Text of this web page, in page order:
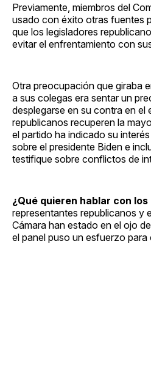
Previamente, miembros del
usado con éxito otras fuentes
que los legisladores
evitar el enfrentamiento con
Otra preocupación que giraba
a sus colegas era sentar un
desplegarse en su contra en el
republicanos recuperen la
el partido ha indicado su
sobre el presidente Biden e
testifique sobre conflictos de
¿Qué quieren hablar con
representantes republicanos y
Cámara han estado en el ojo
el panel puso un esfuerzo para